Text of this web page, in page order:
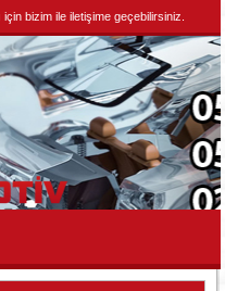
bizim ile iletişime geçebilirsiniz.